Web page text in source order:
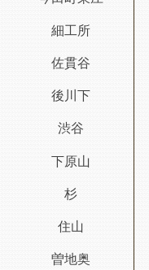
細工所
佐貫谷
後川下
渋谷
下原山
杉
住山
曽地奥